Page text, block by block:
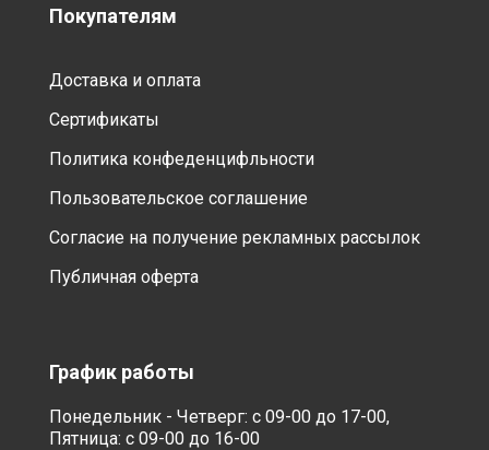
Покупателям
Доставка и оплата
Сертификаты
Политика конфеденцифльности
Пользовательское соглашение
Согласие на получение рекламных рассылок
Публичная оферта
График работы
Понедельник - Четверг: с 09-00 до 17-00,
Пятница: с 09-00 до 16-00